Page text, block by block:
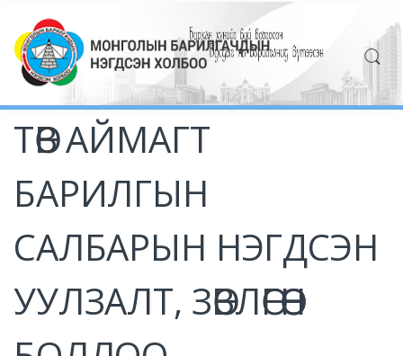
ТӨВ АЙМАГТ
БАРИЛГЫН
САЛБАРЫН НЭГДСЭН
УУЛЗАЛТ, ЗӨВЛӨГӨӨН